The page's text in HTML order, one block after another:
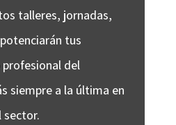
talleres, jornadas,
tus
del
siempre a la última en
sector.